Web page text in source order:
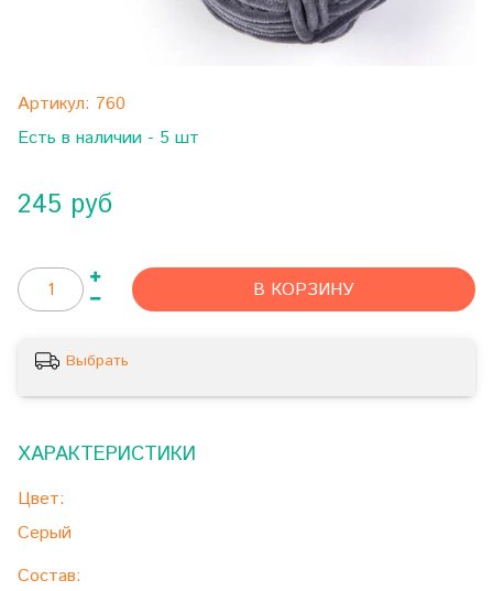
Артикул: 760
Есть в наличии - 5 шт
245 руб
В КОРЗИНУ
Выбрать
ХАРАКТЕРИСТИКИ
Цвет:
Серый
Состав: